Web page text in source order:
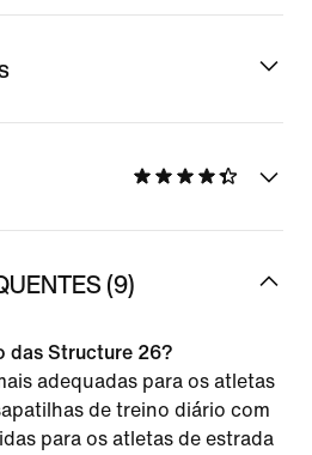
(9)
das Structure 26?
adequadas para os atletas
de treino diário com
para os atletas de estrada